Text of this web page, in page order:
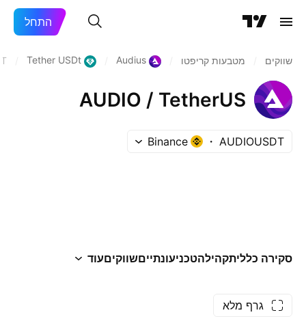
התחל
שווקים מטבעות קריפטו Audius
Tether USDt
AUDIO / TetherUS
AUDIOUSDT
Binance
סקירה כלליתקהילהטכניעונתייםשווקיםעוד
גרף מלא